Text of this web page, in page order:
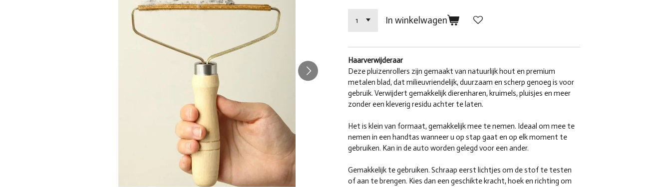
In winkelwagen
Haarverwijderaar
Deze pluizenrollers zijn gemaakt van natuurlijk hout en premium
metalen blad, dat milieuvriendelijk, duurzaam en scherp genoeg is voor
gebruik. Verwijdert gemakkelijk dierenharen, kruimels, pluisjes en meer
zonder een kleverig residu achter te laten.
Het is klein van formaat, gemakkelijk mee te nemen. Ideaal om mee te
nemen in een handtas wanneer u op stap gaat en op elk moment te
gebruiken. Kan in de auto worden gelegd voor een ander.
Gemakkelijk te gebruiken. Schraap eerst lichtjes om de stof te testen
of aan te brengen. Kies dan een geschikte kracht, hoek en richting om